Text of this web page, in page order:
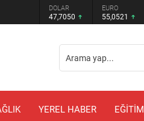
DOLAR
47,7050
EURO
55,0521
YEREL HABER EĞİTİM